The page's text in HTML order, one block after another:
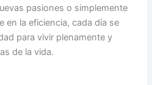
pasiones o simplemente
en la eficiencia, cada día se
para vivir plenamente y
de la vida.